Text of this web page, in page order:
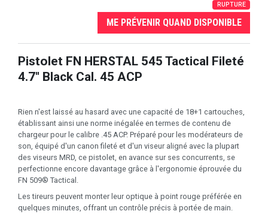
RUPTURE
ME PRÉVENIR QUAND DISPONIBLE
Pistolet FN HERSTAL 545 Tactical Fileté
4.7" Black Cal. 45 ACP
Rien n'est laissé au hasard avec une capacité de 18+1 cartouches,
établissant ainsi une norme inégalée en termes de contenu de
chargeur pour le calibre .45 ACP. Préparé pour les modérateurs de
son, équipé d'un canon fileté et d'un viseur aligné avec la plupart
des viseurs MRD, ce pistolet, en avance sur ses concurrents, se
perfectionne encore davantage grâce à l'ergonomie éprouvée du
FN 509® Tactical.
Les tireurs peuvent monter leur optique à point rouge préférée en
quelques minutes, offrant un contrôle précis à portée de main.